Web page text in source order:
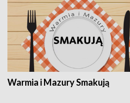
Warmia i Mazury Smakują